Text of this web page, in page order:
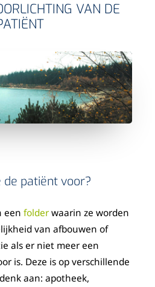
VAN DE
de patiënt voor?
een folderwaarin ze worden
van afbouwen of
als er niet meer een
is. Deze is op verschillende
aan: apotheek,